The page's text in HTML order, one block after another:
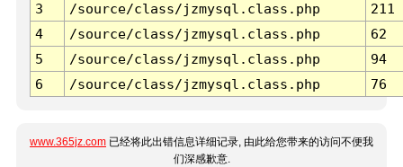
3 /source/class/jzmysql.class.php
211
4
/source/class/jzmysql.class.php
62
5
/source/class/jzmysql.class.php
94
6
/source/class/jzmysql.class.php 76
www.365jz.com 已经将此出错信息详细记录, 由此给您带来的访问不便我
们深感歉意.